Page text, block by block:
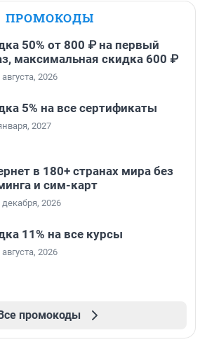
ПРОМОКОДЫ
50% от 800 ₽ на первый
максимальная скидка 600 ₽
2026
5% на все сертификаты
2027
в 180+ странах мира без
и сим-карт
2026
11% на все курсы
2026
промокоды